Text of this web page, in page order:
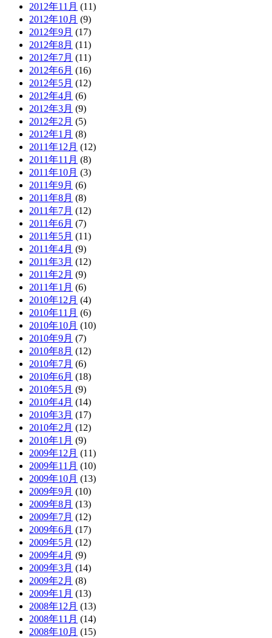
2012年11月 (11)
2012年10月 (9)
2012年9月 (17)
2012年8月 (11)
2012年7月 (11)
2012年6月 (16)
2012年5月 (12)
2012年4月 (6)
2012年3月 (9)
2012年2月 (5)
2012年1月 (8)
2011年12月 (12)
2011年11月 (8)
2011年10月 (3)
2011年9月 (6)
2011年8月 (8)
2011年7月 (12)
2011年6月 (7)
2011年5月 (11)
2011年4月 (9)
2011年3月 (12)
2011年2月 (9)
2011年1月 (6)
2010年12月 (4)
2010年11月 (6)
2010年10月 (10)
2010年9月 (7)
2010年8月 (12)
2010年7月 (6)
2010年6月 (18)
2010年5月 (9)
2010年4月 (14)
2010年3月 (17)
2010年2月 (12)
2010年1月 (9)
2009年12月 (11)
2009年11月 (10)
2009年10月 (13)
2009年9月 (10)
2009年8月 (13)
2009年7月 (12)
2009年6月 (17)
2009年5月 (12)
2009年4月 (9)
2009年3月 (14)
2009年2月 (8)
2009年1月 (13)
2008年12月 (13)
2008年11月 (14)
2008年10月 (15)